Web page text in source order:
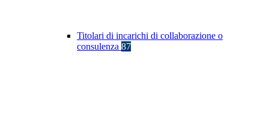
Titolari di incarichi di collaborazione o
consulenza 87